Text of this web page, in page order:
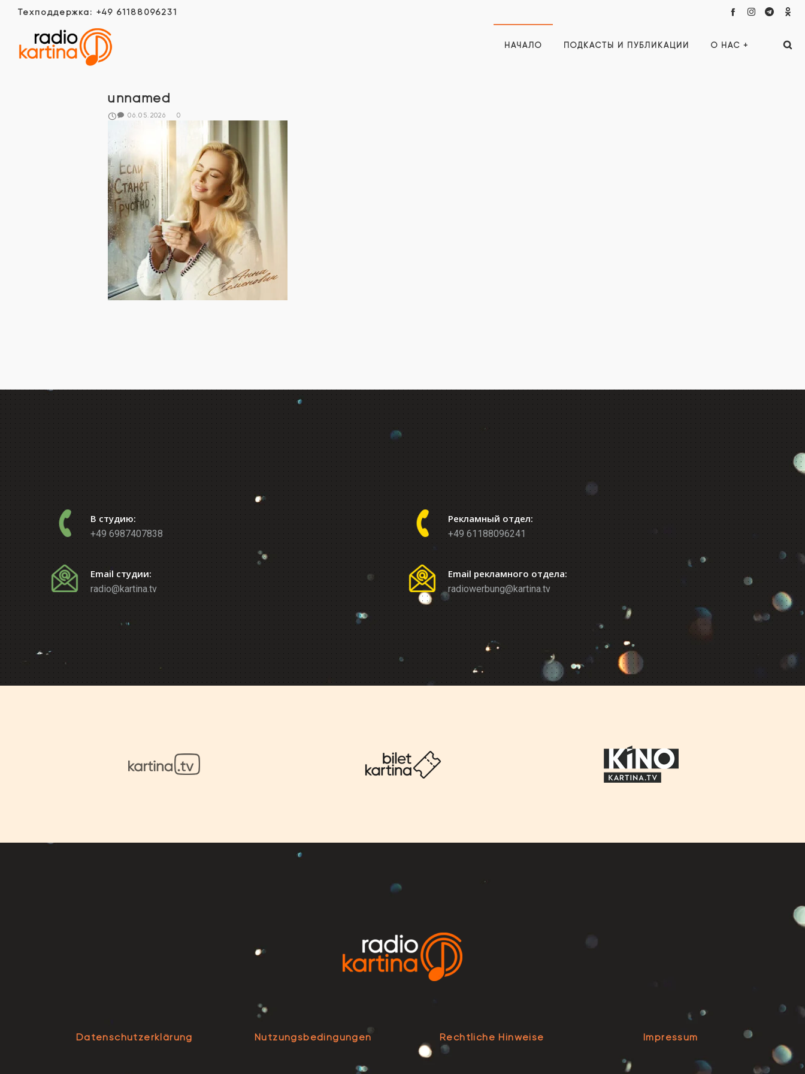
Техподдержка: +49 61188096231
НАЧАЛО ПОДКАСТЫ И ПУБЛИКАЦИИ О НАС +
unnamed
06.05.2026 0
В студию:
+49 6987407838
Email студии:
radio@kartina.tv
Рекламный отдел:
+49 61188096241
Email рекламного отдела:
radiowerbung@kartina.tv
Datenschutzerklärung Nutzungsbedingungen Rechtliche Hinweise Impressum